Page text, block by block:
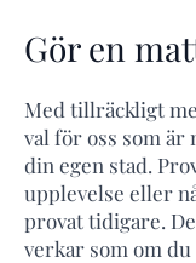
Gör en
Med tillräckligt
val för oss som
din egen stad.
upplevelse eller
provat tidigare.
verkar som om